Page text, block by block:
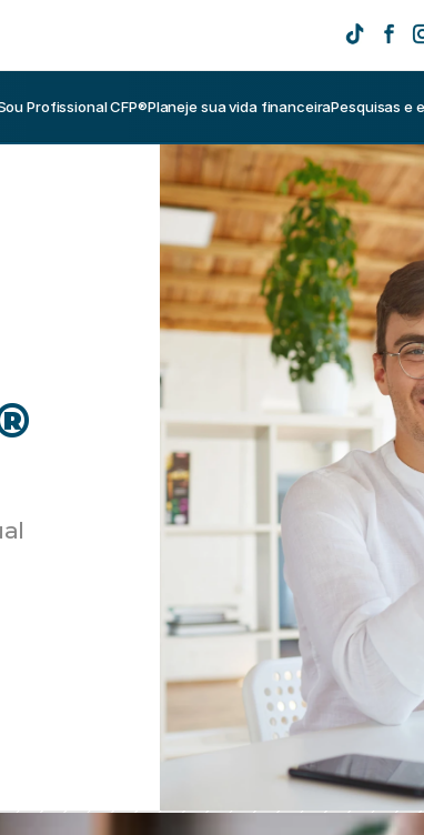
Profissional CFP®Planeje sua vida financeiraPesquisas e